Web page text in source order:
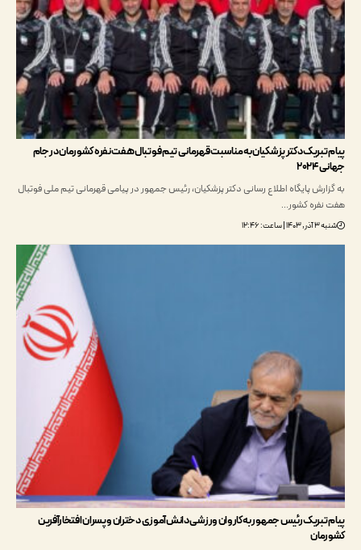
دکتر پزشکیان به مناسبت قهرمانی تیم فوتبال هفت نفره کشورمان در جام
پایگاه اطلاع رسانی دکتر پزشکیان، رئیس جمهور در پیامی قهرمانی تیم ملی فوتبال
کشور…
رئیس جمهور به کاروان ورزشی دانش‌آموزی دختران و پسران افتخارآفرین